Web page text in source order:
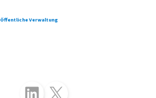
Öffentliche Verwaltung
Folgen Sie uns auf LinkedInFolgen Sie uns auf X (Twitter)